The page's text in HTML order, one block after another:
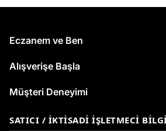
Eczanem ve Ben
Alışverişe Başla
Müşteri Deneyimi
SATICI / İKTISADI İŞLETMECI